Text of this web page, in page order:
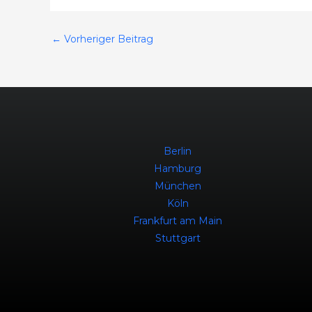
← Vorheriger Beitrag
Berlin
Hamburg
München
Köln
Frankfurt am Main
Stuttgart